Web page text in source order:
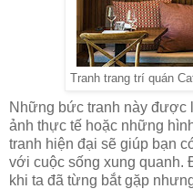
Tranh trang trí quán
Những bức tranh này được
ảnh thực tế hoặc những
tranh hiện đại sẽ giúp bạn
với cuộc sống xung quanh.
khi ta đã từng bắt gặp